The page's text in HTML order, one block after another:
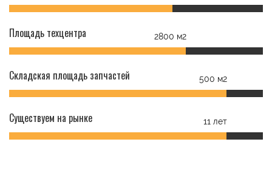
Площадь техцентра 2800 м2
Складская площадь запчастей 500 м2
Существуем на рынке 11 лет